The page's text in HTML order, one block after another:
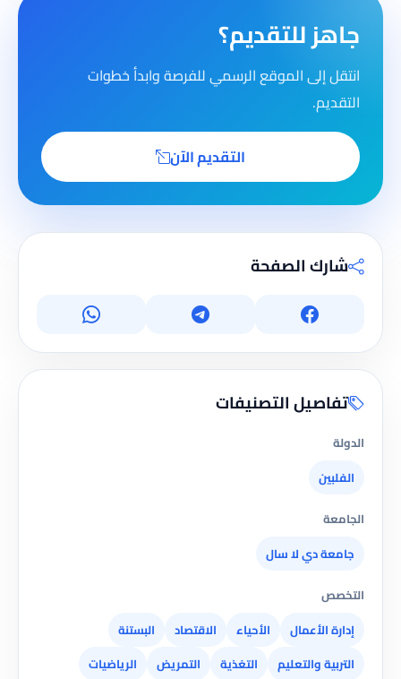
جاهز للتقديم؟
انتقل إلى الموقع الرسمي للفرصة وابدأ خطوات
التقديم.
التقديم الآن
شارك الصفحة
تفاصيل التصنيفات
الدولة
الفلبين
الجامعة
جامعة دي لا سال
التخصص
إدارة الأعمال
الأحياء الاقتصاد
البستنة
التربية والتعليم
التغذية التمريض
الرياضيات